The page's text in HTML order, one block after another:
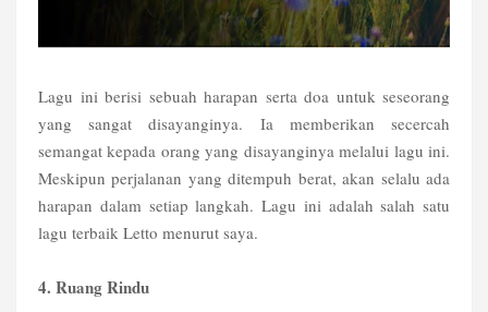
Lagu ini berisi sebuah harapan serta doa untuk seseorang
yang sangat disayanginya. Ia memberikan secercah
semangat kepada orang yang disayanginya melalui lagu ini.
Meskipun perjalanan yang ditempuh berat, akan selalu ada
harapan dalam setiap langkah. Lagu ini adalah salah satu
lagu terbaik Letto menurut saya.
4. Ruang Rindu